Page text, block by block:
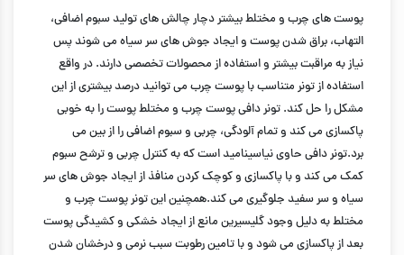
پوست های چرب و مختلط بیشتر دچار چالش های تولید سبوم اضافی،
التهاب، براق شدن پوست و ایجاد جوش های سر سیاه می شوند پس
نیاز به مراقبت بیشتر و استفاده از محصولات تخصصی دارند. در واقع
استفاده از تونر متناسب با پوست چرب می توانید درصد بیشتری از این
مشکل را حل کند. تونر دافی پوست چرب و مختلط پوست را به خوبی
پاکسازی می کند و تمام آلودگی، چربی و سبوم اضافی را از بین می
برد.تونر دافی حاوی نیاسینامید است که به کنترل چربی و ترشح سبوم
کمک می کند و با پاکسازی و کوچک کردن منافذ از ایجاد جوش های سر
سیاه و سر سفید جلوگیری می کند.همچنین این تونر پوست چرب و
مختلط به دلیل وجود گلیسیرین مانع از ایجاد خشکی و کشیدگی پوست
بعد از پاکسازی می شود و با تامین رطوبت سبب نرمی و درخشان شدن